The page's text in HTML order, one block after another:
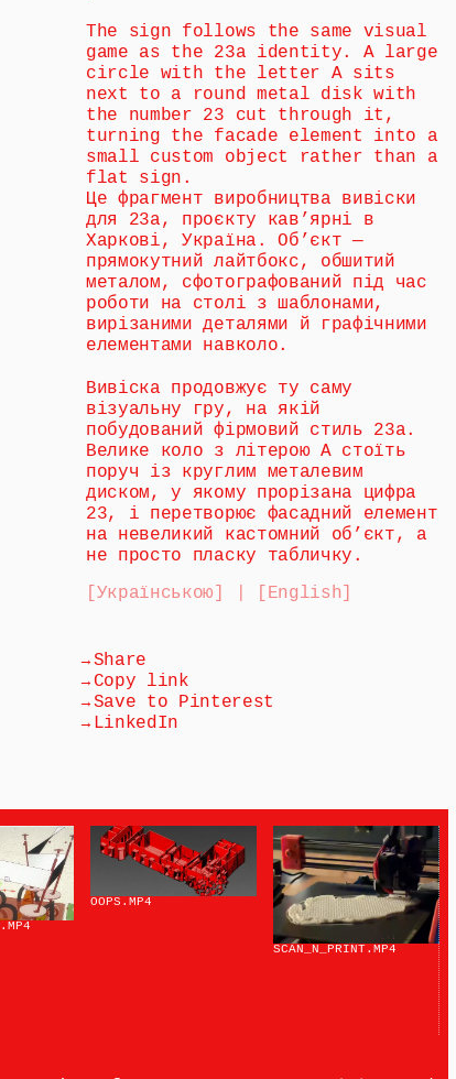
The sign follows the same visual
game as the 23a identity. A large
circle with the letter A sits
next to a round metal disk with
the number 23 cut through it,
turning the facade element into a
small custom object rather than a
flat sign.
Це фрагмент виробництва вивіски
для 23a, проєкту кав’ярні в
Харкові, Україна. Об’єкт —
прямокутний лайтбокс, обшитий
металом, сфотографований під час
роботи на столі з шаблонами,
вирізаними деталями й графічними
елементами навколо.
Вивіска продовжує ту саму
візуальну гру, на якій
побудований фірмовий стиль 23a.
Велике коло з літерою A стоїть
поруч із круглим металевим
диском, у якому прорізана цифра
23, і перетворює фасадний елемент
на невеликий кастомний об’єкт, а
не просто пласку табличку.
[Українською] | [English]
→Share
→ Copy link
→Save to Pinterest
→ LinkedIn
.MP4
OOPS .MP4
SCAN_N_PRINT.MP4